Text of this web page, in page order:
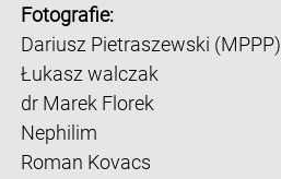
Fotografie:
Dariusz Pietraszewski (MPPP)
Łukasz walczak
dr Marek Florek
Nephilim
Roman Kovacs